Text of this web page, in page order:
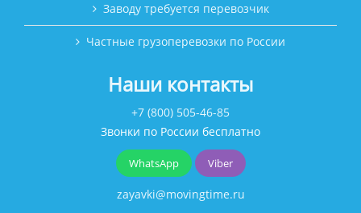
Заводу требуется перевозчик
Частные грузоперевозки по России
Наши контакты
+7 (800) 505-46-85
Звонки по России бесплатно
WhatsApp Viber
zayavki@movingtime.ru